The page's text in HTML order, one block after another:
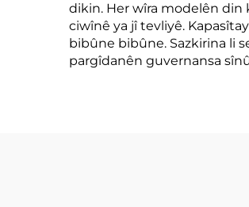
dikin. Her wîra modelên
ciwînê ya jî tevliyê.
bibûne bibûne. Sazkirina li
pargîdanên guvernansa